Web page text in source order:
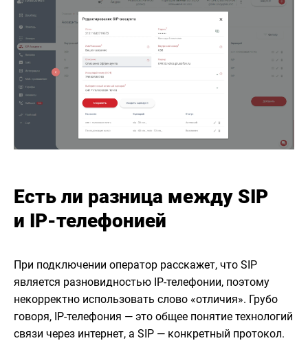
Есть ли разница между SIP
и IP-телефонией
При подключении оператор расскажет, что SIP
является разновидностью IP-телефонии, поэтому
некорректно использовать слово «отличия». Грубо
говоря, IP-телефония — это общее понятие технологий
связи через интернет, а SIP — конкретный протокол.